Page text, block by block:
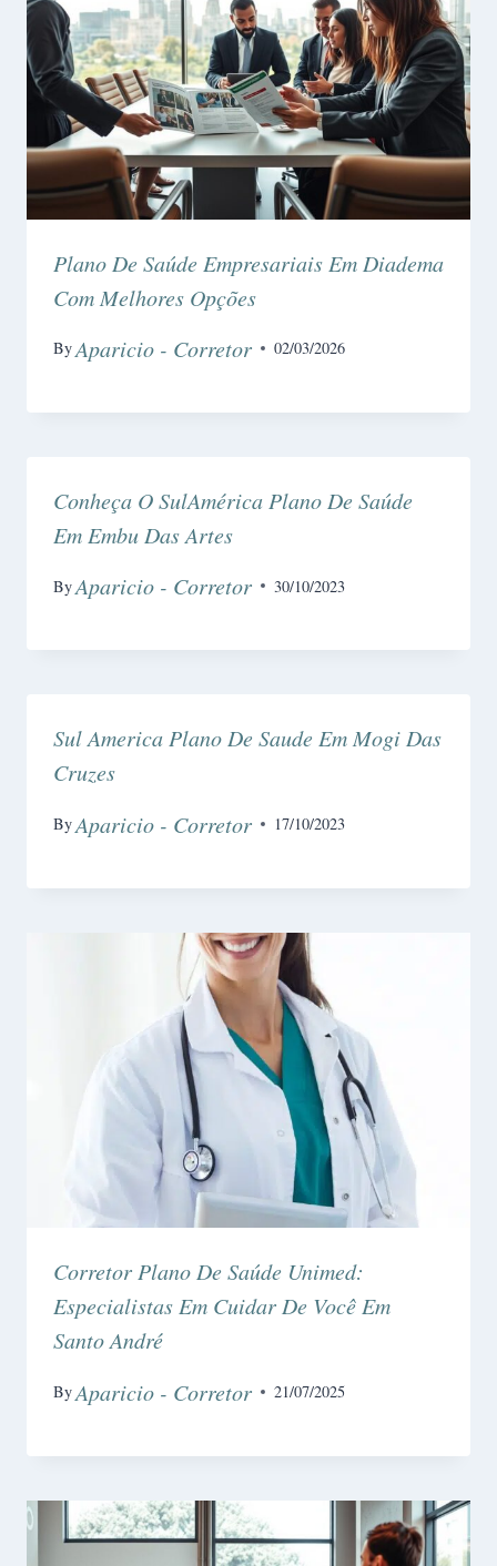
Plano De Saúde Empresariais Em Diadema
Com Melhores Opções
ByAparicio - Corretor 02/03/2026
Conheça O SulAmérica Plano De Saúde
Em Embu Das Artes
ByAparicio - Corretor 30/10/2023
Sul America Plano De Saude Em Mogi Das
Cruzes
ByAparicio - Corretor 17/10/2023
Corretor Plano De Saúde Unimed:
Especialistas Em Cuidar De Você Em
Santo André
ByAparicio - Corretor 21/07/2025